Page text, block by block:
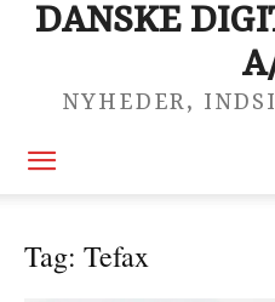
DANSKE
NYHEDER,
Tag: Tefax